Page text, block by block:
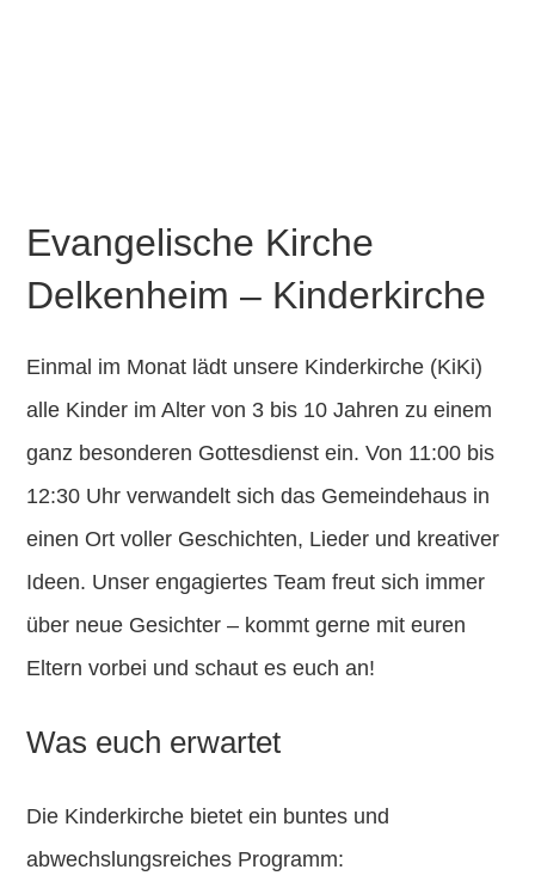
Evangelische Kirche
Delkenheim – Kinderkirche
Einmal im Monat lädt unsere Kinderkirche (KiKi)
alle Kinder im Alter von 3 bis 10 Jahren zu einem
ganz besonderen Gottesdienst ein. Von 11:00 bis
12:30 Uhr verwandelt sich das Gemeindehaus in
einen Ort voller Geschichten, Lieder und kreativer
Ideen. Unser engagiertes Team freut sich immer
über neue Gesichter – kommt gerne mit euren
Eltern vorbei und schaut es euch an!
Was euch erwartet
Die Kinderkirche bietet ein buntes und
abwechslungsreiches Programm: